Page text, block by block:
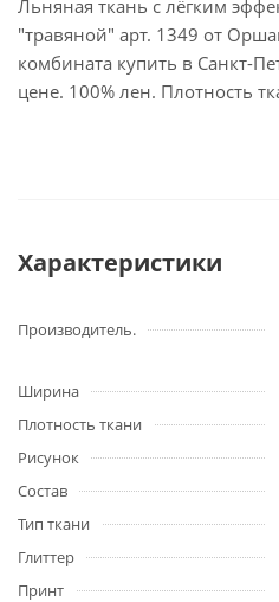
Льняная ткань с лёгким
"травяной" арт. 1349 от
комбината купить в Санкт-
цене. 100% лен. Плотность
Характеристики
Производитель.
Ширина
Плотность ткани
Рисунок
Состав
Тип ткани
Глиттер
Принт